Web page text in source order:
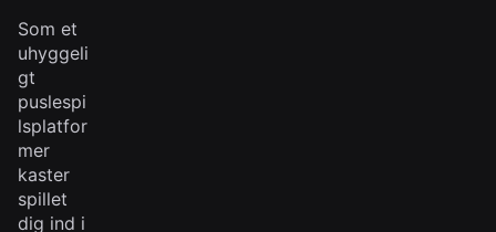
Som et
uhyggeli
gt
puslespi
lsplatfor
mer
kaster
spillet
dig ind i